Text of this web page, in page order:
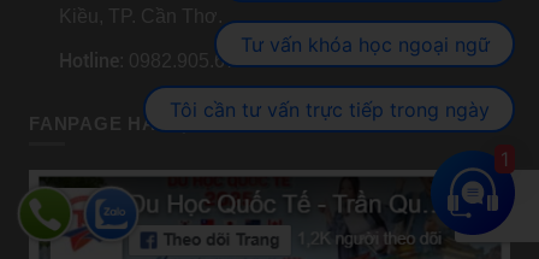
Kiều, TP. Cần Thơ.
Hotline: 0982.905.670
FANPAGE HÀ NỘI
Tư vấn khóa học ngoại ngữ
Tôi cần tư vấn trực tiếp trong ngày
1